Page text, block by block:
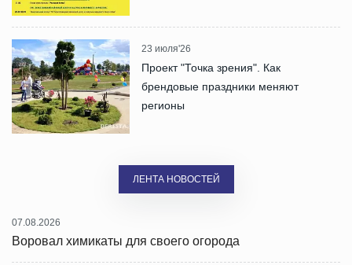
23 июля'26
Проект "Точка зрения". Как
брендовые праздники меняют
регионы
ЛЕНТА НОВОСТЕЙ
07.08.2026
Воровал химикаты для своего огорода